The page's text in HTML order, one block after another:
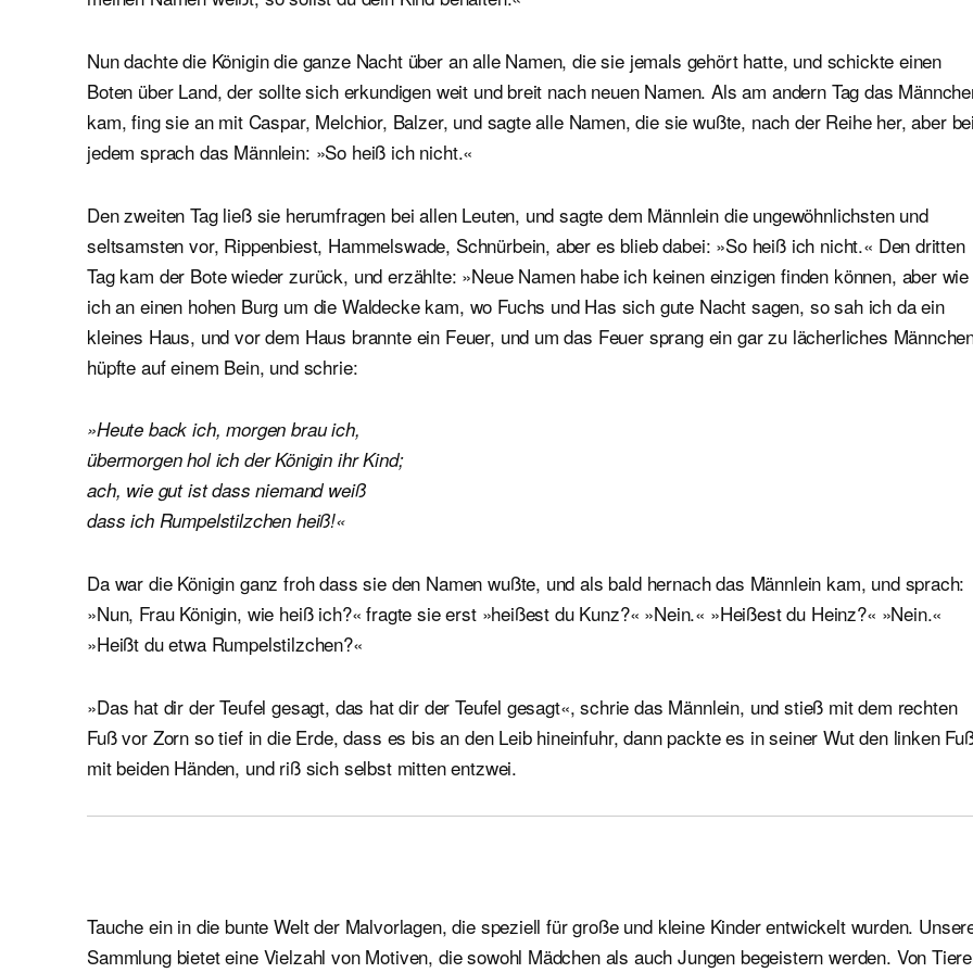
Nun dachte die Königin die ganze Nacht über an alle Namen, die sie jemals gehört hatte, und schickte einen
Boten über Land, der sollte sich erkundigen weit und breit nach neuen Namen. Als am andern Tag das
kam, fing sie an mit Caspar, Melchior, Balzer, und sagte alle Namen, die sie wußte, nach der Reihe her, aber bei
jedem sprach das Männlein: »So heiß ich nicht.«
Den zweiten Tag ließ sie herumfragen bei allen Leuten, und sagte dem Männlein die ungewöhnlichsten und
seltsamsten vor, Rippenbiest, Hammelswade, Schnürbein, aber es blieb dabei: »So heiß ich nicht.« Den dritten
Tag kam der Bote wieder zurück, und erzählte: »Neue Namen habe ich keinen einzigen finden können, aber wie
ich an einen hohen Burg um die Waldecke kam, wo Fuchs und Has sich gute Nacht sagen, so sah ich da ein
kleines Haus, und vor dem Haus brannte ein Feuer, und um das Feuer sprang ein gar zu lächerliches
hüpfte auf einem Bein, und schrie:
»Heute back ich, morgen brau ich,
übermorgen hol ich der Königin ihr Kind;
ach, wie gut ist dass niemand weiß
dass ich Rumpelstilzchen heiß!«
Da war die Königin ganz froh dass sie den Namen wußte, und als bald hernach das Männlein kam, und sprach:
»Nun, Frau Königin, wie heiß ich?« fragte sie erst »heißest du Kunz?« »Nein.« »Heißest du Heinz?« »Nein.«
»Heißt du etwa Rumpelstilzchen?«
»Das hat dir der Teufel gesagt, das hat dir der Teufel gesagt«, schrie das Männlein, und stieß mit dem rechten
Fuß vor Zorn so tief in die Erde, dass es bis an den Leib hineinfuhr, dann packte es in seiner Wut den linken
mit beiden Händen, und riß sich selbst mitten entzwei.
Tauche ein in die bunte Welt der Malvorlagen, die speziell für große und kleine Kinder entwickelt wurden.
Sammlung bietet eine Vielzahl von Motiven, die sowohl Mädchen als auch Jungen begeistern werden. Von